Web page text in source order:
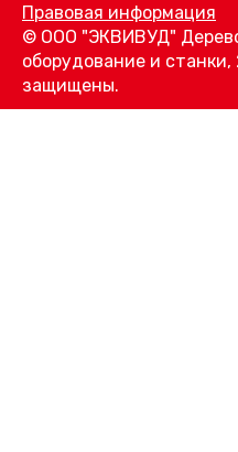
Правовая информация
© ООО "ЭКВИВУД"
оборудование и
защищены.